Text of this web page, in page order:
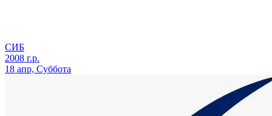
СИБ
2008 г.р.
18 апр, Суббота